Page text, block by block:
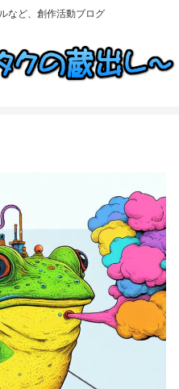
など、創作活動ブログ